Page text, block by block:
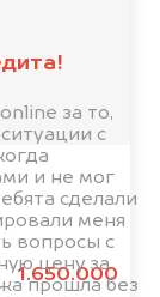
1.650.000
за то,
с
и не мог
сделали
меня
вопросы с
цену за
прошла без